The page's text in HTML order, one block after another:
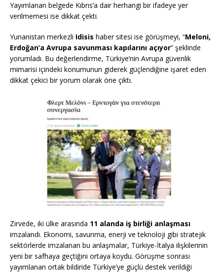
Yayımlanan belgede Kıbrıs’a dair herhangi bir ifadeye yer
verilmemesi ise dikkat çekti.
Yunanistan merkezli Idisis haber sitesi ise görüşmeyi, “Meloni,
Erdoğan’a Avrupa savunması kapılarını açıyor” şeklinde
yorumladı. Bu değerlendirme, Türkiye’nin Avrupa güvenlik
mimarisi içindeki konumunun giderek güçlendiğine işaret eden
dikkat çekici bir yorum olarak öne çıktı.
Zirvede, iki ülke arasında 11 alanda iş birliği anlaşması
imzalandı. Ekonomi, savunma, enerji ve teknoloji gibi stratejik
sektörlerde imzalanan bu anlaşmalar, Türkiye-İtalya ilişkilerinin
yeni bir safhaya geçtiğini ortaya koydu. Görüşme sonrası
yayımlanan ortak bildiride Türkiye’ye güçlü destek verildiği